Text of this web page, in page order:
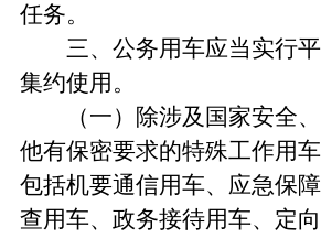
任务。
三、公务用车应当实行平
集约使用。
（一）除涉及国家安全、
他有保密要求的特殊工作用
包括机要通信用车、应急保
查用车、政务接待用车、定